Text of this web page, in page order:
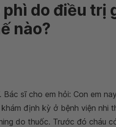
phì do điều trị
nào?
Bác sĩ cho em hỏi: Con em
định kỳ ở bệnh viện nhi
do thuốc. Trước đó cháu